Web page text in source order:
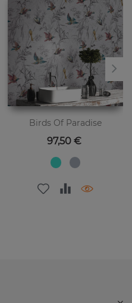
Birds Of Paradise
Цена
97,50 €